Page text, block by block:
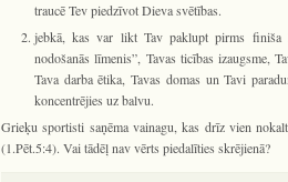
traucē Tev piedzīvot Dieva svētības.
jebkā, kas var likt Tav paklupt pirms finiša
nodošanās līmenis”, Tavas ticības izaugsme,
Tava darba ētika, Tavas domas un Tavi
koncentrējies uz balvu.
Grieķu sportisti saņēma vainagu, kas drīz vien
(1.Pēt.5:4). Vai tādēļ nav vērts piedalīties skrējienā?